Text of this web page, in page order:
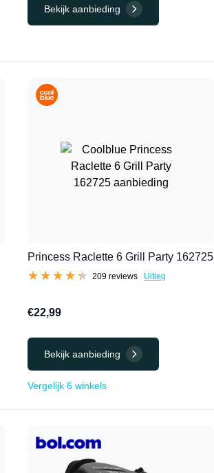
Bekijk aanbieding
Princess Raclette 6 Grill Party 162725
★★★★★
★★★★★ 209 reviews Uitleg
€22,99
Bekijk aanbieding
Vergelijk 6 winkels